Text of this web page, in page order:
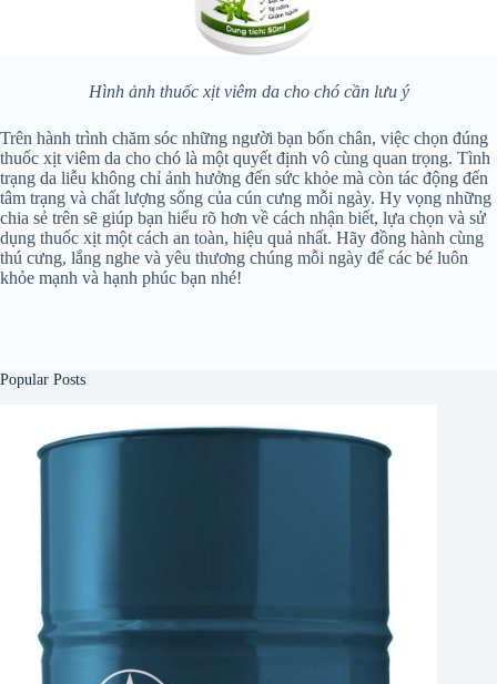
Hình ảnh thuốc xịt viêm da cho chó cần lưu ý
Trên hành trình chăm sóc những người bạn bốn chân, việc chọn đúng
thuốc xịt viêm da cho chó là một quyết định vô cùng quan trọng. Tình
trạng da liễu không chỉ ảnh hưởng đến sức khỏe mà còn tác động đến
tâm trạng và chất lượng sống của cún cưng mỗi ngày. Hy vọng những
chia sẻ trên sẽ giúp bạn hiểu rõ hơn về cách nhận biết, lựa chọn và sử
dụng thuốc xịt một cách an toàn, hiệu quả nhất. Hãy đồng hành cùng
thú cưng, lắng nghe và yêu thương chúng mỗi ngày để các bé luôn
khỏe mạnh và hạnh phúc bạn nhé!
Popular Posts